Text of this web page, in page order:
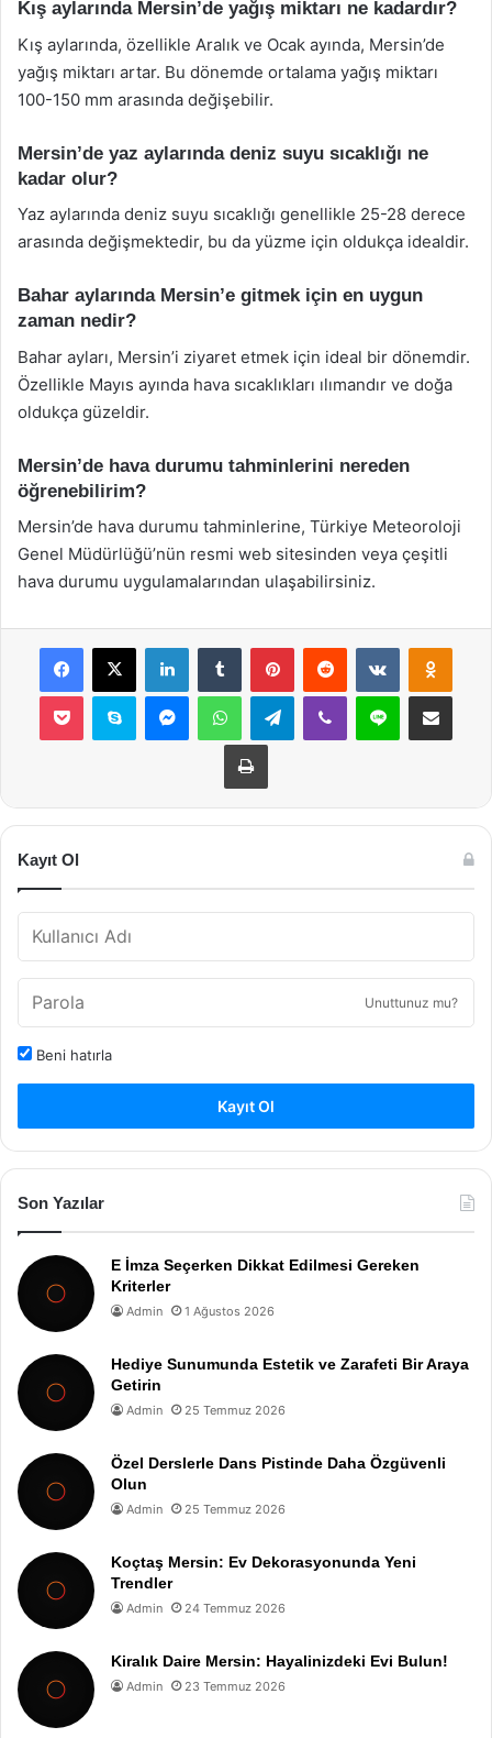
Kış aylarında Mersin’de yağış miktarı ne kadardır?
Kış aylarında, özellikle Aralık ve Ocak ayında, Mersin’de
yağış miktarı artar. Bu dönemde ortalama yağış miktarı
100-150 mm arasında değişebilir.
Mersin’de yaz aylarında deniz suyu sıcaklığı ne
kadar olur?
Yaz aylarında deniz suyu sıcaklığı genellikle 25-28 derece
arasında değişmektedir, bu da yüzme için oldukça idealdir.
Bahar aylarında Mersin’e gitmek için en uygun
zaman nedir?
Bahar ayları, Mersin’i ziyaret etmek için ideal bir dönemdir.
Özellikle Mayıs ayında hava sıcaklıkları ılımandır ve doğa
oldukça güzeldir.
Mersin’de hava durumu tahminlerini nereden
öğrenebilirim?
Mersin’de hava durumu tahminlerine, Türkiye Meteoroloji
Genel Müdürlüğü’nün resmi web sitesinden veya çeşitli
hava durumu uygulamalarından ulaşabilirsiniz.
Facebook
X LinkedInTumblr PinterestReddit VKontakte
Pocket Skype MessengerWhatsAppTelegramViber Line E-Posta ile
Yazdır
Kayıt Ol
Unuttunuz mu?
Beni hatırla
Kayıt Ol
Son Yazılar
E İmza Seçerken Dikkat Edilmesi Gereken
Kriterler
Admin 1 Ağustos 2026
Hediye Sunumunda Estetik ve Zarafeti Bir Araya
Getirin
Admin 25 Temmuz 2026
Özel Derslerle Dans Pistinde Daha Özgüvenli
Olun
Admin 25 Temmuz 2026
Koçtaş Mersin: Ev Dekorasyonunda Yeni
Trendler
Admin 24 Temmuz 2026
Kiralık Daire Mersin: Hayalinizdeki Evi Bulun!
Admin 23 Temmuz 2026